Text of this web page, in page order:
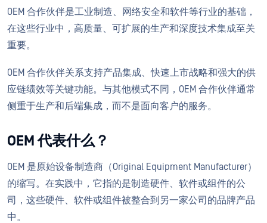
OEM 合作伙伴是工业制造、网络安全和软件等行业的基础，
在这些行业中，高质量、可扩展的生产和深度技术集成至关
重要。
OEM 合作伙伴关系支持产品集成、快速上市战略和强大的供
应链绩效等关键功能。与其他模式不同，OEM 合作伙伴通常
侧重于生产和后端集成，而不是面向客户的服务。
OEM 代表什么？
OEM 是原始设备制造商（Original Equipment Manufacturer）
的缩写。在实践中，它指的是制造硬件、软件或组件的公
司，这些硬件、软件或组件被整合到另一家公司的品牌产品
中。